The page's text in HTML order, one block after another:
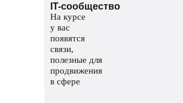
сайентисты. Помогут
в темах и проверят домашние
Координаторы — команда
о студентах. Решат
вопросы, поддержат и
обучение до конца.
IT-сообщество
На курсе
у вас
появятся
связи,
полезные для
продвижения
в сфере